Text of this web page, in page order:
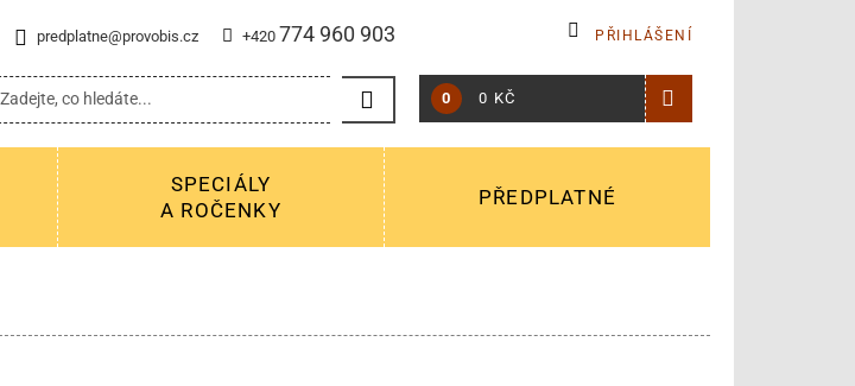
predplatne@provobis.cz +420 774 960 903 PŘIHLÁŠENÍ
0 0 KČ
SPECIÁLY
A ROČENKY
PŘEDPLATNÉ